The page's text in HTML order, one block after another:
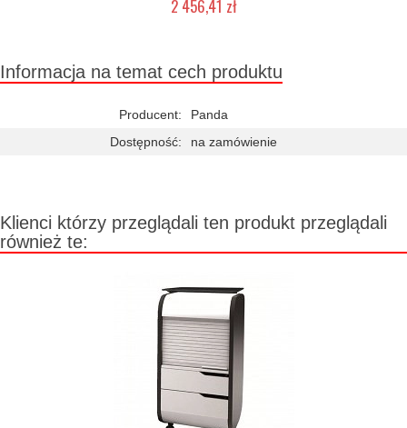
2 456,41 zł
Informacja na temat cech produktu
Producent:
Panda
Dostępność:
na zamówienie
Klienci którzy przeglądali ten produkt przeglądali
również te: